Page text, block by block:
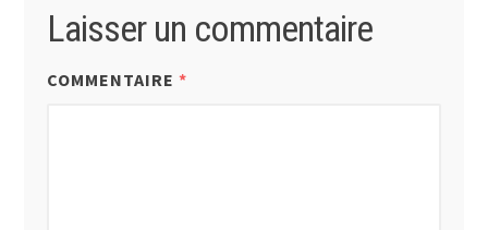
Laisser un commentaire
COMMENTAIRE *